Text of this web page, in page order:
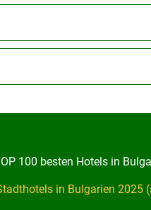
100 besten Hotels in
in Bulgarien 2025